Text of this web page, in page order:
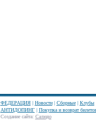
ФЕДЕРАЦИЯ| Новости| Сборные| Клубы
АНТИДОПИНГ| Покупка и возврат
Создание сайта: Салюдо